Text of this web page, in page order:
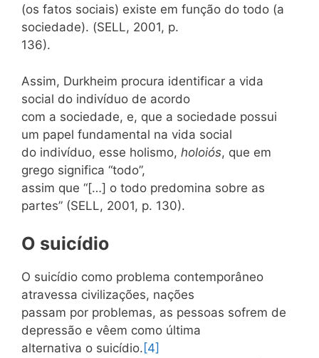
(os fatos sociais) existe em função do todo (a
sociedade). (SELL, 2001, p.
136).
Assim, Durkheim procura identificar a vida
social do indivíduo de acordo
com a sociedade, e, que a sociedade possui
um papel fundamental na vida social
do indivíduo, esse holismo, holoiós, que em
grego significa “todo”,
assim que “[…] o todo predomina sobre as
partes” (SELL, 2001, p. 130).
O suicídio
O suicídio como problema contemporâneo
atravessa civilizações, nações
passam por problemas, as pessoas sofrem de
depressão e vêem como última
alternativa o suicídio. [4]